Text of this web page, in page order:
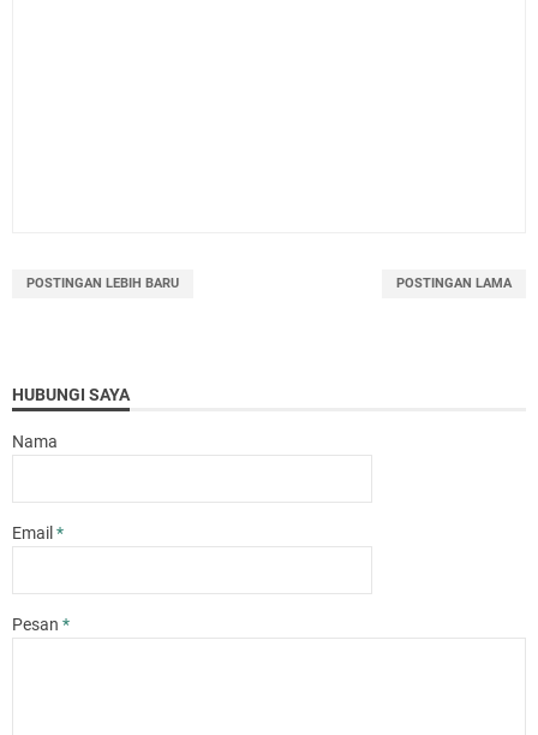
POSTINGAN LEBIH BARU POSTINGAN LAMA
HUBUNGI SAYA
Nama
Email *
Pesan *